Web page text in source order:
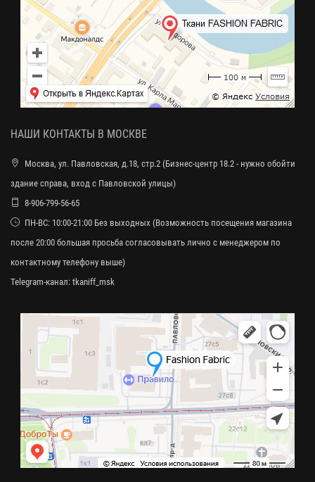
НАШИ КОНТАКТЫ В МОСКВЕ
Москва, ул. Павловская, д.18, стр.2 (Бизнес-центр 18.2 - нужно обойти
здание справа, вход с Павловской улицы)
8-906-799-56-65
ПН-ВС: 10:00-21:00 Без выходных (Возможность посещения магазина
после 20:00 большая просьба согласовывать лично с менеджером по
контактному телефону выше)
Telegram-канал: tkaniff_msk